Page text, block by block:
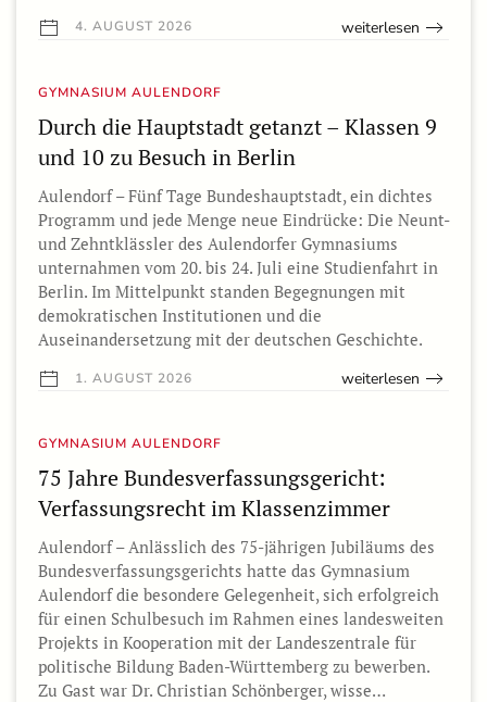
4. AUGUST 2026 weiterlesen
GYMNASIUM AULENDORF
Durch die Hauptstadt getanzt – Klassen 9
und 10 zu Besuch in Berlin
Aulendorf – Fünf Tage Bundeshauptstadt, ein dichtes
Programm und jede Menge neue Eindrücke: Die Neunt-
und Zehntklässler des Aulendorfer Gymnasiums
unternahmen vom 20. bis 24. Juli eine Studienfahrt in
Berlin. Im Mittelpunkt standen Begegnungen mit
demokratischen Institutionen und die
Auseinandersetzung mit der deutschen Geschichte.
1. AUGUST 2026 weiterlesen
GYMNASIUM AULENDORF
75 Jahre Bundesverfassungsgericht:
Verfassungsrecht im Klassenzimmer
Aulendorf – Anlässlich des 75-jährigen Jubiläums des
Bundesverfassungsgerichts hatte das Gymnasium
Aulendorf die besondere Gelegenheit, sich erfolgreich
für einen Schulbesuch im Rahmen eines landesweiten
Projekts in Kooperation mit der Landeszentrale für
politische Bildung Baden-Württemberg zu bewerben.
Zu Gast war Dr. Christian Schönberger, wisse…